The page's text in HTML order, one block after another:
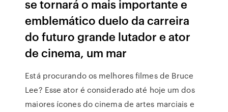
se tornará o mais importante e
emblemático duelo da carreira
do futuro grande lutador e ator
de cinema, um mar
Está procurando os melhores filmes de Bruce
Lee? Esse ator é considerado até hoje um dos
maiores ícones do cinema de artes marciais e